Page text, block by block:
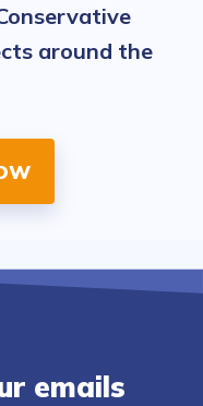
around the
emails